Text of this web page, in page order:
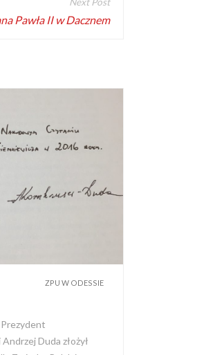
Pawła II w Dacznem
ZPU W ODESSIE
Duda złożył